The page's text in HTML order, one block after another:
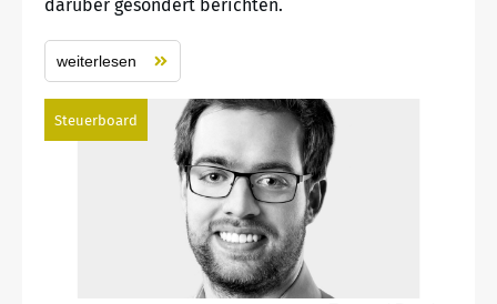
darüber gesondert berichten.
weiterlesen
Steuerboard